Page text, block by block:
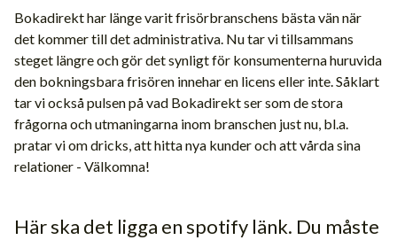
Bokadirekt har länge varit frisörbranschens bästa vän när
det kommer till det administrativa. Nu tar vi tillsammans
steget längre och gör det synligt för konsumenterna huruvida
den bokningsbara frisören innehar en licens eller inte. Såklart
tar vi också pulsen på vad Bokadirekt ser som de stora
frågorna och utmaningarna inom branschen just nu, bl.a.
pratar vi om dricks, att hitta nya kunder och att vårda sina
relationer - Välkomna!
Här ska det ligga en spotify länk. Du måste